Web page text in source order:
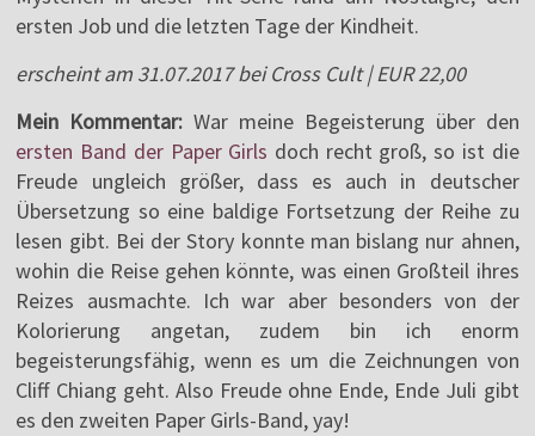
ersten Job und die letzten Tage der Kindheit.
erscheint am 31.07.2017 bei Cross Cult | EUR 22,00
Mein Kommentar: War meine Begeisterung über den
ersten Band der Paper Girls doch recht groß, so ist die
Freude ungleich größer, dass es auch in deutscher
Übersetzung so eine baldige Fortsetzung der Reihe zu
lesen gibt. Bei der Story konnte man bislang nur ahnen,
wohin die Reise gehen könnte, was einen Großteil ihres
Reizes ausmachte. Ich war aber besonders von der
Kolorierung angetan, zudem bin ich enorm
begeisterungsfähig, wenn es um die Zeichnungen von
Cliff Chiang geht. Also Freude ohne Ende, Ende Juli gibt
es den zweiten Paper Girls-Band, yay!